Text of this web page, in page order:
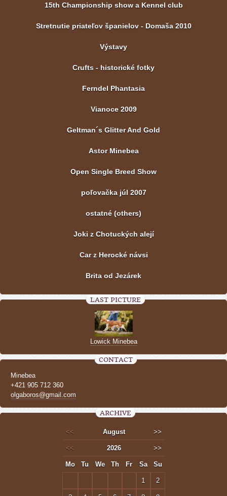
15th Championship show a Kennel club
Stretnutie priateľov španielov - Domaša 2010
Výstavy
Crufts - historické fotky
Ferndel Phantasia
Vianoce 2009
Geltman´s Glitter And Gold
Astor Minebea
Open Single Breed Show
poľovačka júl 2007
ostatné (others)
Joki z Chotuckých alejí
Car z Herocké návsi
Brita od Jezárek
LAST PICTURE
Lowick Minebea
CONTACT
Minebea
+421 905 712 360
olgaboros@gmail.com
ARCHIVE
<< August >>
<< 2026 >>
Mo Tu We Th Fr Sa Su
1 2